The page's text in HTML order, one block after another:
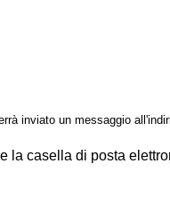
inviato un messaggio
la casella di posta